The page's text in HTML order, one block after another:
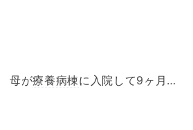
母が療養病棟に入院して9ヶ月…